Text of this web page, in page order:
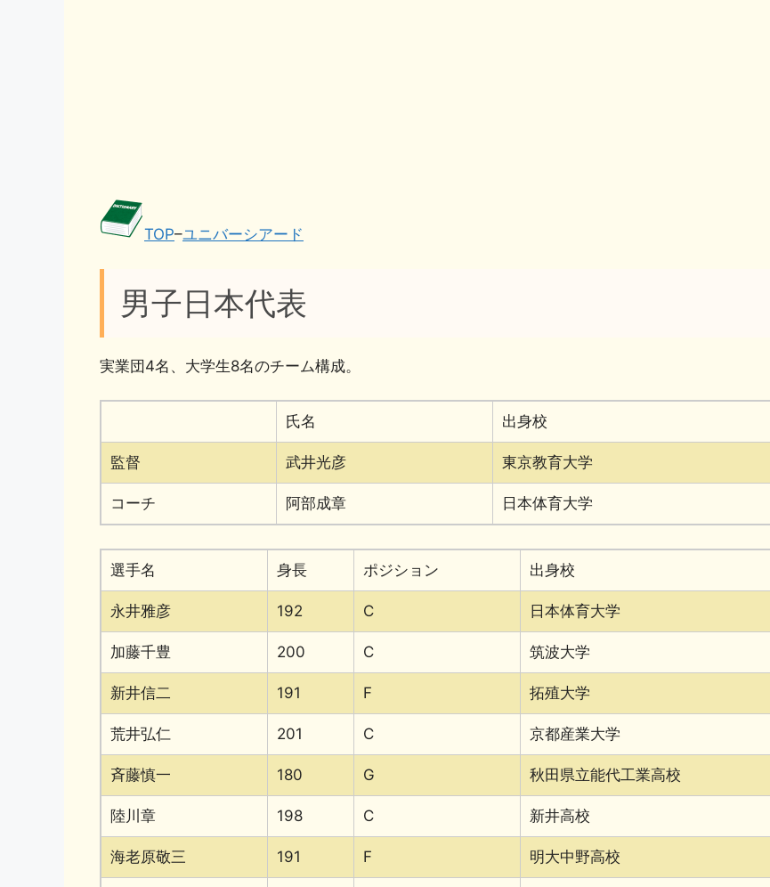
TOP–ユニバーシアード
男子日本代表
実業団4名、大学生8名のチーム構成。
氏名 出身校
監督 武井光彦 東京教育大学
コーチ 阿部成章 日本体育大学
選手名 身長 ポジション 出身校
永井雅彦 192 C 日本体育大学
加藤千豊 200 C 筑波大学
新井信二 191 F 拓殖大学
荒井弘仁 201 C 京都産業大学
斉藤慎一 180 G 秋田県立能代工業高校
陸川章 198 C 新井高校
海老原敬三 191 F 明大中野高校